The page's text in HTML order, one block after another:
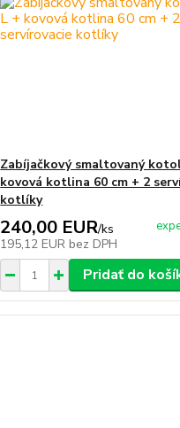
Zabíjačkový smaltovaný
kovová kotlina 60 cm + 2
kotlíky
240,00 EUR/ks
195,12 EUR bez DPH
Pridať do